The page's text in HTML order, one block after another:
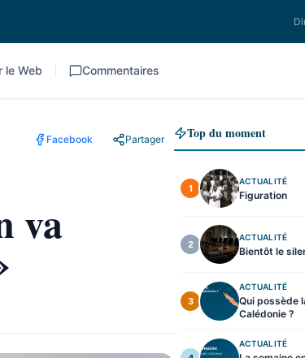
le Web Commentaires
Facebook Partager
va
Top du moment
1
ACTUALITÉ
Figuration
2
ACTUALITÉ
Bientôt le
3
ACTUALITÉ
Qui possède
Calédonie ?
ACTUALITÉ